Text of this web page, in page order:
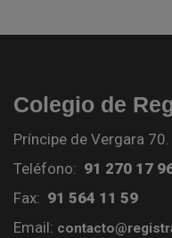
Colegio de
Príncipe de Vergara
Teléfono: 91 270 17
Fax: 91 564 11 59
Email: